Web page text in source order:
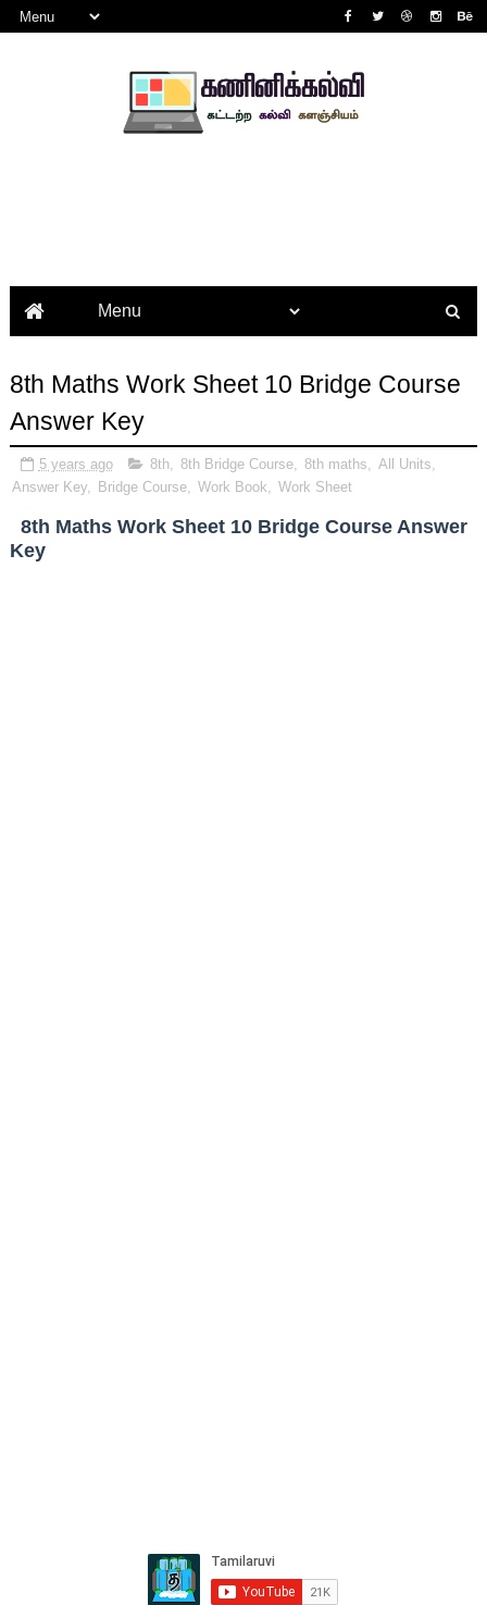
8th Maths Work Sheet 10 Bridge Course
Answer Key
5 years ago 8th, 8th Bridge Course, 8th maths All Units
Answer Key, Bridge Course, Work Book Work Sheet
8th Maths Work Sheet 10 Bridge Course Answer
Key